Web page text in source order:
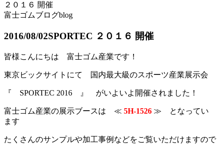
２０１６ 開催
富士ゴムブログblog
2016/08/02SPORTEC ２０１６ 開催
皆様こんにちは 富士ゴム産業です！
東京ビックサイトにて 国内最大級のスポーツ産業展示会
『 SPORTEC 2016 』 がいよいよ開催されました！
富士ゴム産業の展示ブースは ≪ 5H-1526 ≫ となってい
ます
たくさんのサンプルや加工事例などをご覧いただけますので